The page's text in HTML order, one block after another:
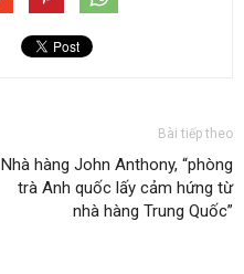
Bài tiếp theo
Nhà hàng John Anthony, “phòng
trà Anh quốc lấy cảm hứng từ
nhà hàng Trung Quốc”